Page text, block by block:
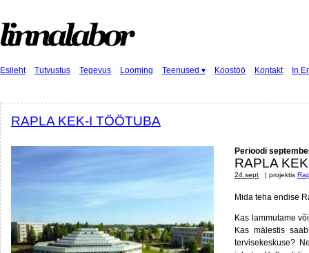
Esileht Tutvustus Tegevus Looming Teenused ▾ Koostöö Kontakt In
RAPLA KEK-I TÖÖTUBA
Perioodi
RAPLA
24.sept | projektis
Mida teha endise
Kas lammutame
Kas mälestis
tervisekeskuse?